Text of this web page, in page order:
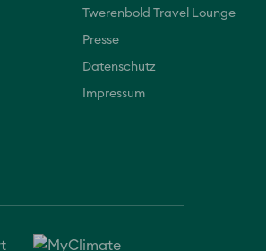
Twerenbold Travel Lounge
Presse
Datenschutz
Impressum